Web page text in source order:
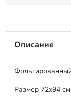
Описание
Размер 72х94